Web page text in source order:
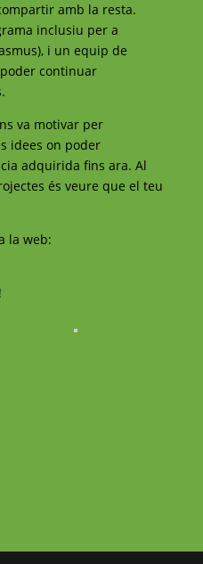
amb la resta.
inclusiu per a
i un equip de
continuar
va motivar per
idees on poder
adquirida fins ara. Al
és veure que el teu
la web: